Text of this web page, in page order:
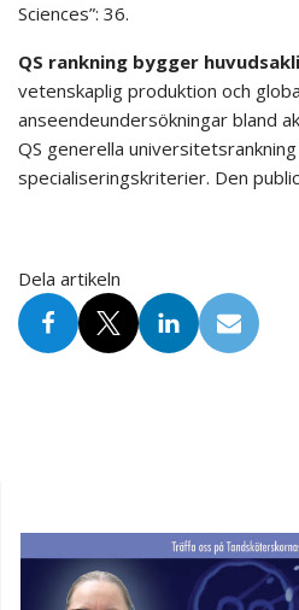
Sciences”: 36.
QS rankning bygger
vetenskaplig produktion och
anseendeundersökningar bland
QS generella
specialiseringskriterier. Den
Dela artikeln